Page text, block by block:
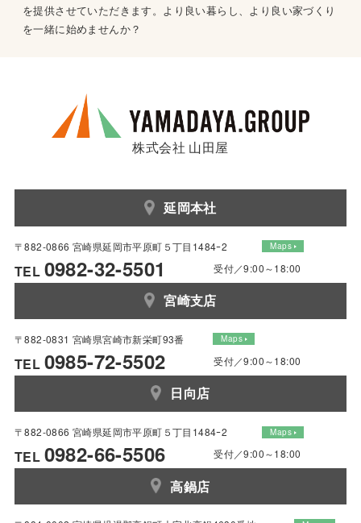
を提供させていただきます。より良い暮らし、より良い家づくり
を一緒に始めませんか？
株式会社 山田屋
延岡本社
〒882-0866 宮崎県延岡市平原町５丁目1484ｰ2 Maps
TEL 0982-32-5501 受付／9:00～18:00
宮崎支店
〒882-0831 宮崎県宮崎市新栄町93番 Maps
TEL 0985-72-5502 受付／9:00～18:00
日向店
〒882-0866 宮崎県延岡市平原町５丁目1484ｰ2 Maps
TEL 0982-66-5506 受付／9:00～18:00
高鍋店